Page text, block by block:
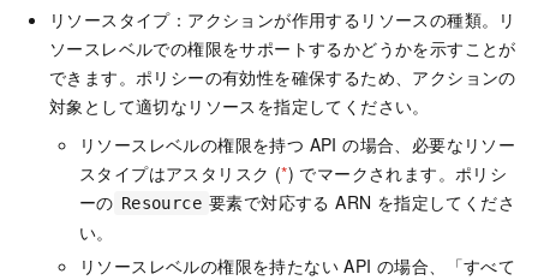
リソースタイプ：アクションが作用するリソースの種類。リ
ソースレベルでの権限をサポートするかどうかを示すことが
できます。ポリシーの有効性を確保するため、アクションの
対象として適切なリソースを指定してください。
リソースレベルの権限を持つ API の場合、必要なリソー
スタイプはアスタリスク (*) でマークされます。ポリシ
ーの Resource 要素で対応する ARN を指定してくださ
い。
リソースレベルの権限を持たない API の場合、「すべて